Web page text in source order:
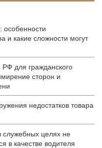
особенности
и какие сложности могут
для гражданского
сторон и
недостатков товара
служебных целях не
в качестве водителя